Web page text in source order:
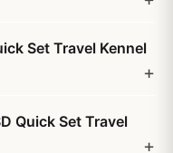
Set Travel Kennel
Quick Set Travel